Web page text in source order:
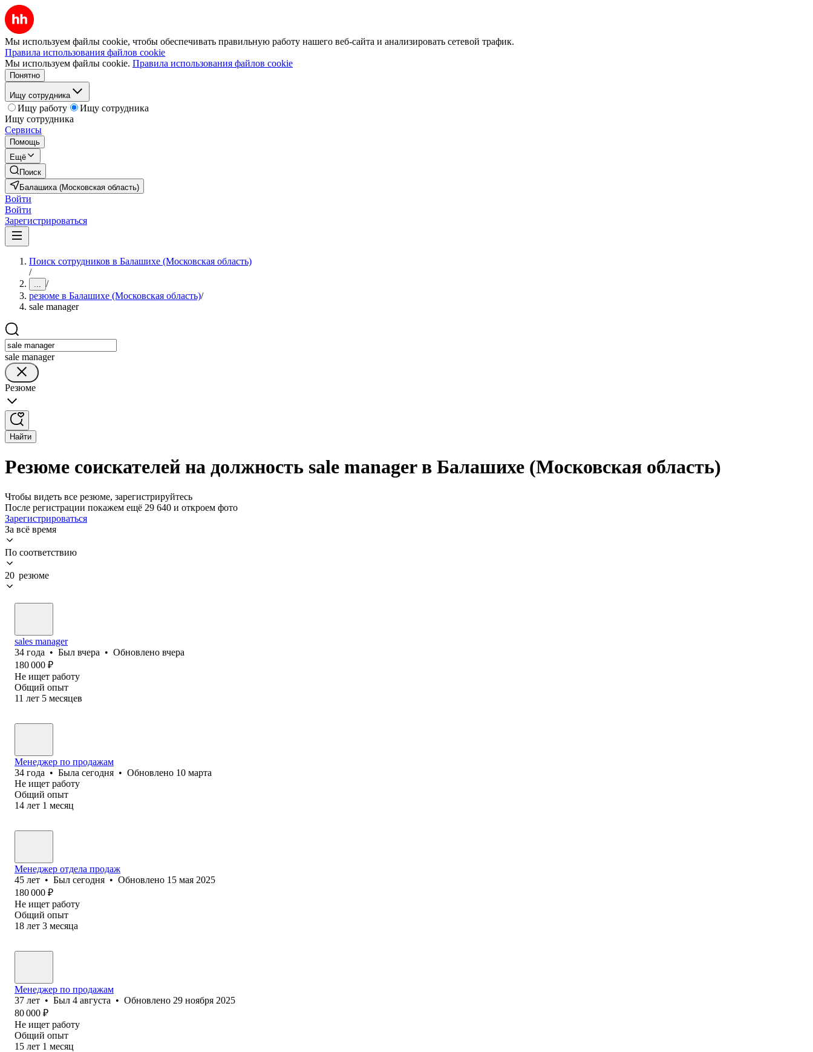
Мы используем файлы cookie, чтобы обеспечивать правильную работу нашего веб-сайта и анализировать сетевой трафик.
Правила использования файлов cookie
Мы используем файлы cookie. Правила использования файлов cookie
Понятно
Ищу сотрудника
Ищу работу
Ищу сотрудника
Ищу сотрудника
Сервисы
Помощь
Ещё
Поиск
Балашиха (Московская область)
Войти
Войти
Зарегистрироваться
Поиск сотрудников в Балашихе (Московская область)
/
... /
резюме в Балашихе (Московская область)/
sale manager
sale manager
Резюме
Найти
Резюме соискателей на должность sale manager в Балашихе (Московская область)
Чтобы видеть все резюме, зарегистрируйтесь
После регистрации покажем ещё 29 640 и откроем фото
Зарегистрироваться
За всё время
По соответствию
20 резюме
sales manager
34 года • Был вчера • Обновлено вчера
180 000 ₽
Не ищет работу
Общий опыт
11 лет 5 месяцев
Менеджер по продажам
34 года • Была сегодня • Обновлено 10 марта
Не ищет работу
Общий опыт
14 лет 1 месяц
Менеджер отдела продаж
45 лет • Был сегодня • Обновлено 15 мая 2025
180 000 ₽
Не ищет работу
Общий опыт
18 лет 3 месяца
Менеджер по продажам
37 лет • Был 4 августа • Обновлено 29 ноября 2025
80 000 ₽
Не ищет работу
Общий опыт
15 лет 1 месяц